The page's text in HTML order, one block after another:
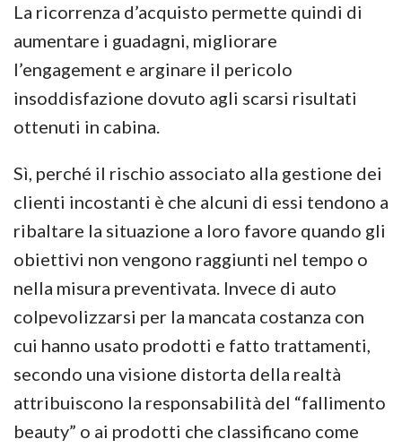
La ricorrenza d’acquisto permette quindi di
aumentare i guadagni, migliorare
l’engagement e arginare il pericolo
insoddisfazione dovuto agli scarsi risultati
ottenuti in cabina.
Sì, perché il rischio associato alla gestione dei
clienti incostanti è che alcuni di essi tendono a
ribaltare la situazione a loro favore quando gli
obiettivi non vengono raggiunti nel tempo o
nella misura preventivata. Invece di auto
colpevolizzarsi per la mancata costanza con
cui hanno usato prodotti e fatto trattamenti,
secondo una visione distorta della realtà
attribuiscono la responsabilità del “fallimento
beauty” o ai prodotti che classificano come